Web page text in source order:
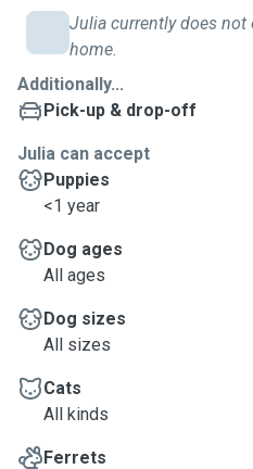
Julia currently does not
home.
Additionally...
Pick-up & drop-off
Julia can accept
Puppies
<1 year
Dog ages
All ages
Dog sizes
All sizes
Cats
All kinds
Ferrets